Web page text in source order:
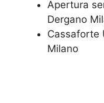
​Apertura
Dergano
​Cassaforte
Milano